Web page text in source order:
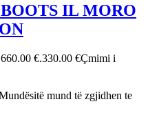
IL MORO
€.330.00 €Çmimi i
mund të zgjidhen te